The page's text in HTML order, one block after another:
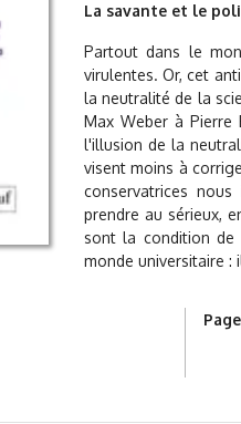
La savante et le
Partout dans le
virulentes. Or, cet
la neutralité de la
Max Weber à Pierre
l'illusion de la
visent moins à
conservatrices
prendre au sérieux,
sont la condition de
monde universitaire :